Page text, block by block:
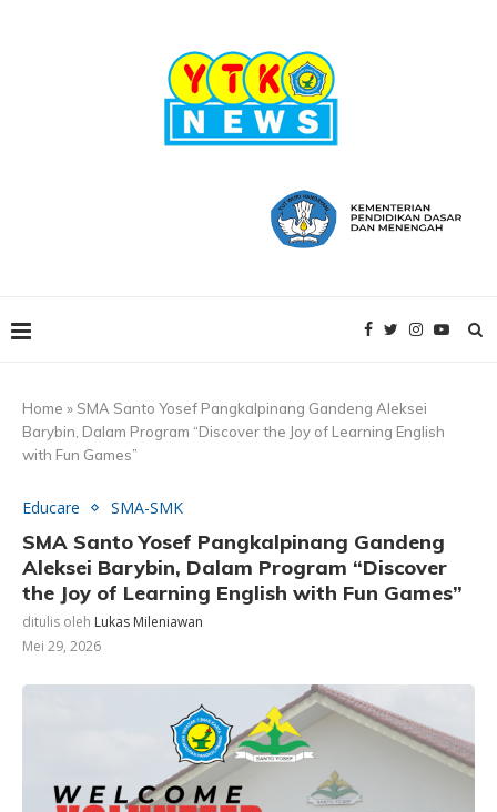
Home » SMA Santo Yosef Pangkalpinang Gandeng Aleksei
Barybin, Dalam Program “Discover the Joy of Learning English
with Fun Games”
Educare SMA-SMK
SMA Santo Yosef Pangkalpinang Gandeng
Aleksei Barybin, Dalam Program “Discover
the Joy of Learning English with Fun Games”
ditulis oleh Lukas Mileniawan
Mei 29, 2026